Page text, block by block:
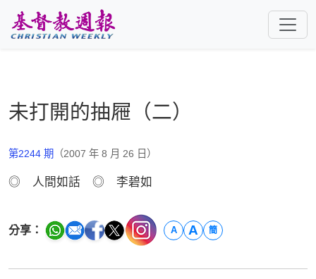
未打開的抽屜（二）
第2244 期 （2007 年 8 月 26 日）
◎ 人間如話 ◎ 李碧如
分享： A A 簡